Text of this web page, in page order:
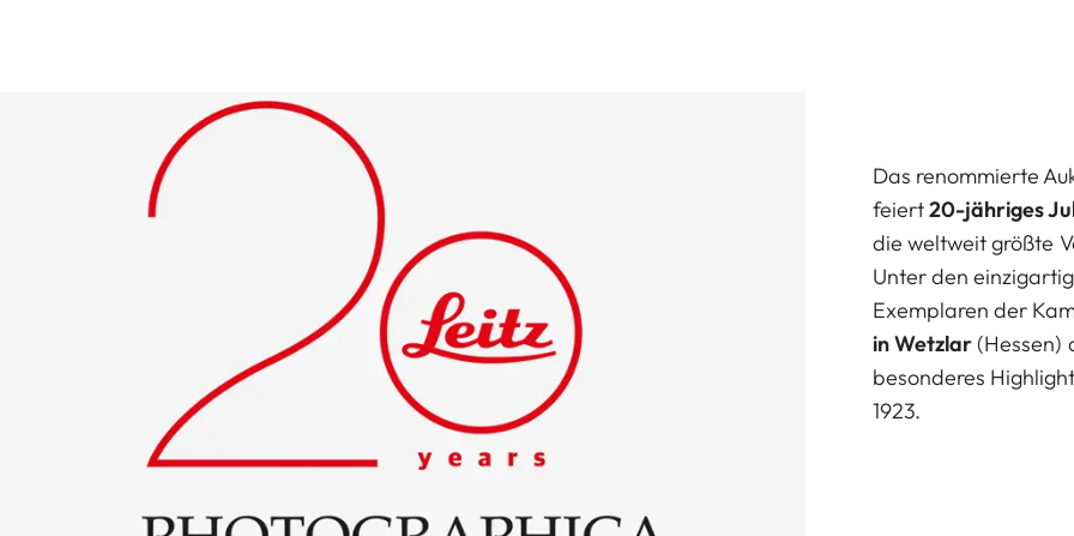
Das renommierte
feiert20-jähriges
die weltweit größte
Unter den
Exemplaren der
in Wetzlar (Hessen)
besonderes
1923.